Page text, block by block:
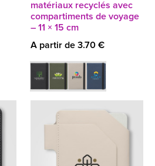
matériaux recyclés avec
compartiments de voyage
– 11 × 15 cm
A partir de 3.70 €